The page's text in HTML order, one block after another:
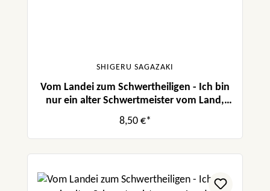
SHIGERU SAGAZAKI
Vom Landei zum Schwertheiligen - Ich bin
nur ein alter Schwertmeister vom Land,
aber meine Schülerinnen lassen mich nicht
in Frieden! 07
8,50 €*